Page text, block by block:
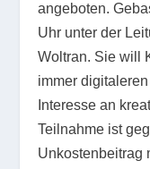
angeboten.
Uhr unter der
Woltran. Sie will
immer
Interesse an
Teilnahme ist
Unkostenbeitrag